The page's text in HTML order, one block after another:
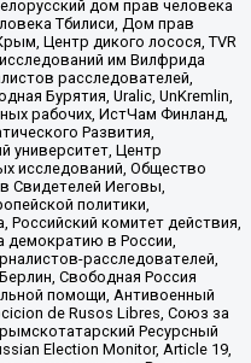
дом прав человека
Тбилиси, Дом прав
Центр дикого лосося, TVR
им Вилфрида
расследователей,
Бурятия, Uralic, UnKremlin,
рабочих, ИстЧам Финланд,
Развития,
университет, Центр
исследований, Общество
Свидетелей Иеговы,
политики,
Российский комитет действия,
в России,
расследователей,
Свободная Россия
помощи, Антивоенный
de Rusos Libres, Союз за
Ресурсный
Election Monitor, Article 19,